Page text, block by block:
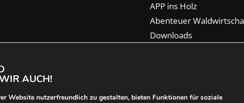
APP ins Holz
Abenteuer
Downloads
AUCH!
Website nutzerfreundlich zu gestalten, bieten Funktionen für soziale